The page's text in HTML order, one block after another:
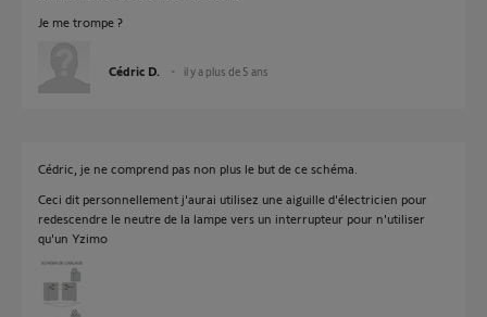
Je me trompe ?
Cédric D. il y a plus de 5 ans
Cédric, je ne comprend pas non plus le but de ce schéma.
Ceci dit personnellement j'aurai utilisez une aiguille d'électricien pour
redescendre le neutre de la lampe vers un interrupteur pour n'utiliser
qu'un Yzimo